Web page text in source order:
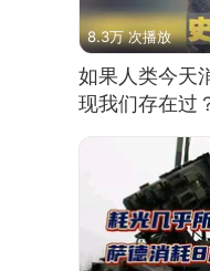
8.3万 次播放
如果人类今天
现我们存在过